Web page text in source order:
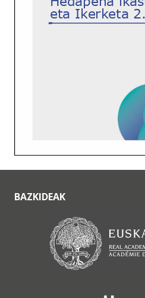
BAZKIDEAK